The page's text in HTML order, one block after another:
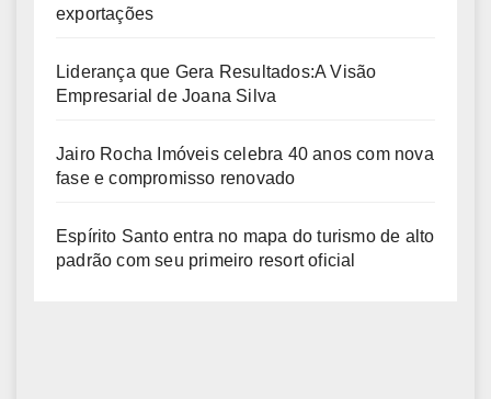
exportações
Liderança que Gera Resultados:A Visão
Empresarial de Joana Silva
Jairo Rocha Imóveis celebra 40 anos com nova
fase e compromisso renovado
Espírito Santo entra no mapa do turismo de alto
padrão com seu primeiro resort oficial